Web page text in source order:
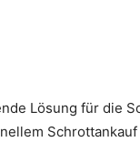
Lösung für die